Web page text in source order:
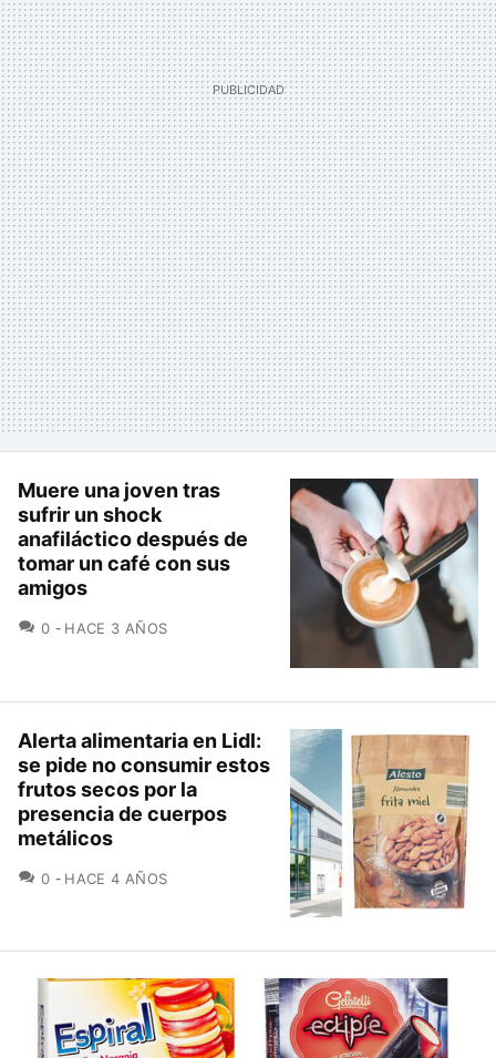
Muere una joven tras
sufrir un shock
anafiláctico después de
tomar un café con sus
amigos
0 COMENTARIOS
HACE 3 AÑOS
Alerta alimentaria en Lidl:
se pide no consumir estos
frutos secos por la
presencia de cuerpos
metálicos
0 COMENTARIOS
HACE 4 AÑOS